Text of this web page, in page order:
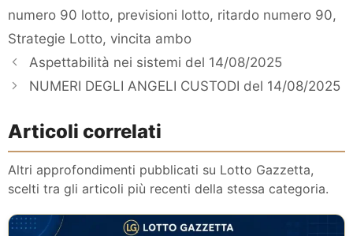
numero 90 lotto, previsioni lotto, ritardo numero 90,
Strategie Lotto, vincita ambo
Aspettabilità nei sistemi del 14/08/2025
NUMERI DEGLI ANGELI CUSTODI del 14/08/2025
Articoli correlati
Altri approfondimenti pubblicati su Lotto Gazzetta,
scelti tra gli articoli più recenti della stessa categoria.